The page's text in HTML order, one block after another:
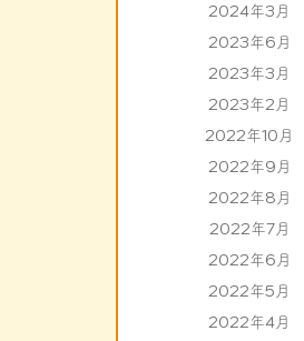
2024年3月
2023年6月
2023年3月
2023年2月
2022年10月
2022年9月
2022年8月
2022年7月
2022年6月
2022年5月
2022年4月